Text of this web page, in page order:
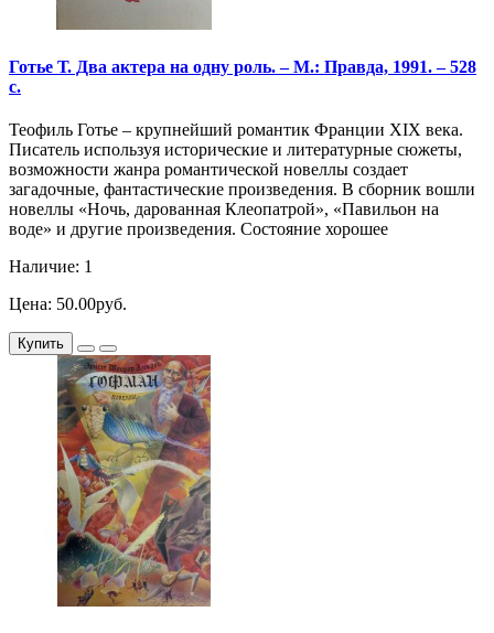
Готье Т. Два актера на одну роль. – М.: Правда, 1991. – 528
с.
Теофиль Готье – крупнейший романтик Франции XIX века.
Писатель используя исторические и литературные сюжеты,
возможности жанра романтической новеллы создает
загадочные, фантастические произведения. В сборник вошли
новеллы «Ночь, дарованная Клеопатрой», «Павильон на
воде» и другие произведения. Состояние хорошее
Наличие: 1
Цена: 50.00руб.
Купить